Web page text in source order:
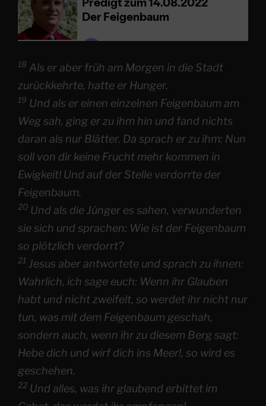
18 Als er aber früh am Morgen in die Stadt
zurückkehrte, hatte er Hunger.
19 Und als er einen einzelnen Feigenbaum am
Weg sah, ging er zu ihm hin und fand nichts
daran als nur Blätter. Da sprach er zu ihm: Nun
soll von dir keine Frucht mehr kommen in
Ewigkeit! Und auf der Stelle verdorrte der
Feigenbaum.
20 Und als die Jünger es sahen, verwunderten
sie sich und sprachen: Wie ist der Feigenbaum
so plötzlich verdorrt?
21 Jesus aber antwortete und sprach zu ihnen:
Wahrlich, ich sage euch: Wenn ihr Glauben
habt und nicht zweifelt, so werdet ihr nicht nur
tun, was mit dem Feigenbaum geschah,
sondern auch, wenn ihr zu diesem Berg sagt:
Hebe dich und wirf dich ins Meer!, so wird es
geschehen.
22 Und alles, was ihr glaubend erbittet im